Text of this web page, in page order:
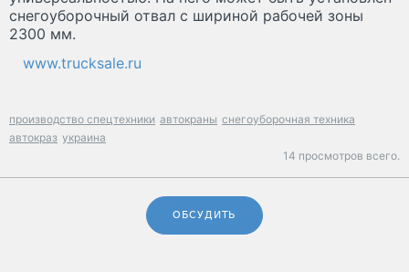
снегоуборочный отвал с шириной рабочей зоны
2300 мм.
www.trucksale.ru
производство спецтехники автокраны снегоуборочная техника
автокраз украина
14 просмотров всего.
ОБСУДИТЬ